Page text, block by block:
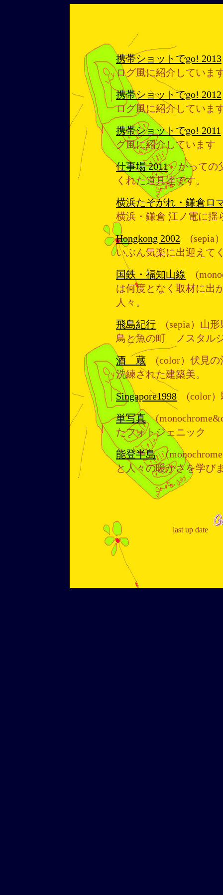
携帯ショットでgo! 2013
ログ風に紹介していま
携帯ショットでgo! 2012
ログ風に紹介していま
携帯ショットでgo! 2011
グ風に紹介しています
仕事場 2011かっての
くれた道具達です。
横浜たそがれ・鎌倉ロ
横浜・鎌倉 江ノ電に揺
Hongkong 2002 (sepia
いぶん気楽に出迎えて
国鉄・福知山線
は何度となく取材に出
人々。
飛島紀行 (sepia）山
鳥と魚の町 ノスタル
酒 蔵 (color）伏見の
洗練された建築美。
Singapore1998 (color）
単写真
たフォトジェニック
能登半島
と人々の暖かさを学び
last up date